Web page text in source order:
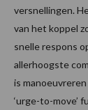
versnellingen.
van het koppel
snelle respons
allerhoogste
is
‘urge-to-move’